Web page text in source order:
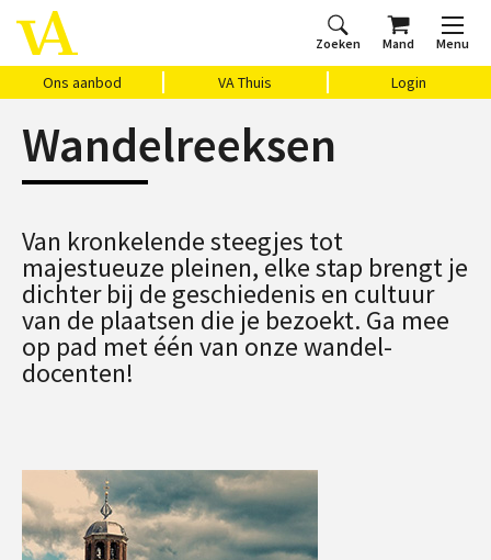
Zoeken Mand Menu
Ons aanbod VA Thuis Login
Home
Ons aanbod
Agenda
VAthuis
Over ons
Vragen?
Cadeaubon
Wandelreeksen
Van kronkelende steegjes tot
majestueuze pleinen, elke stap brengt je
dichter bij de geschiedenis en cultuur
van de plaatsen die je bezoekt. Ga mee
op pad met één van onze wandel-
docenten!